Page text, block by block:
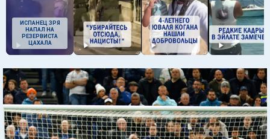
ИСПАНЕЦ ЗРЯ
НАПАЛ НА
РЕЗЕРВИСТА
ЦАХАЛА